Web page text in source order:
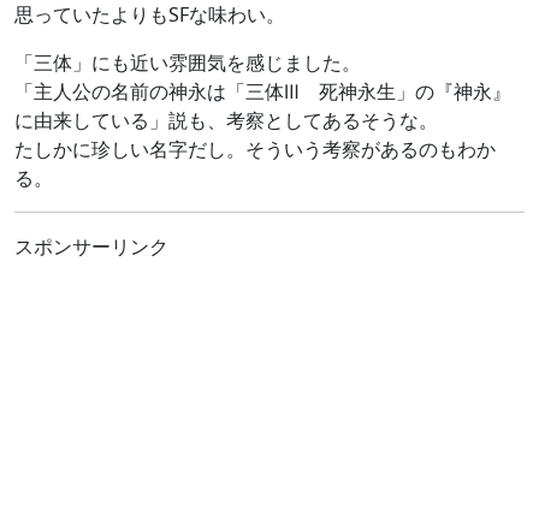
思っていたよりもSFな味わい。
「三体」にも近い雰囲気を感じました。
「主人公の名前の神永は「三体Ⅲ 死神永生」の『神永』
に由来している」説も、考察としてあるそうな。
たしかに珍しい名字だし。そういう考察があるのもわか
る。
スポンサーリンク